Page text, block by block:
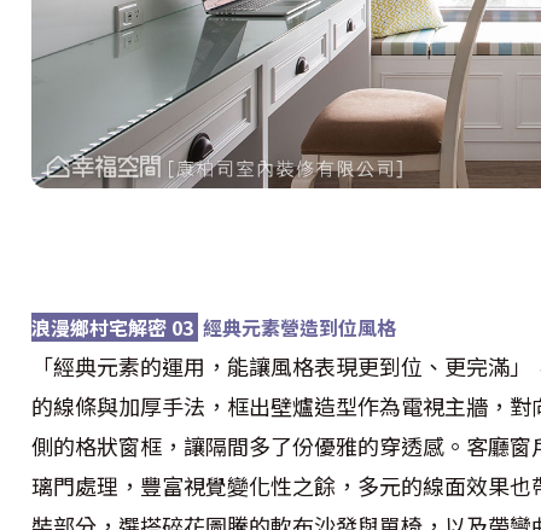
浪漫鄉村宅解密 03 經典元素營造到位風格
「經典元素的運用，能讓風格表現更到位、更完滿
的線條與加厚手法，框出壁爐造型作為電視主牆，
側的格狀窗框，讓隔間多了份優雅的穿透感。客廳
璃門處理，豐富視覺變化性之餘，多元的線面效果